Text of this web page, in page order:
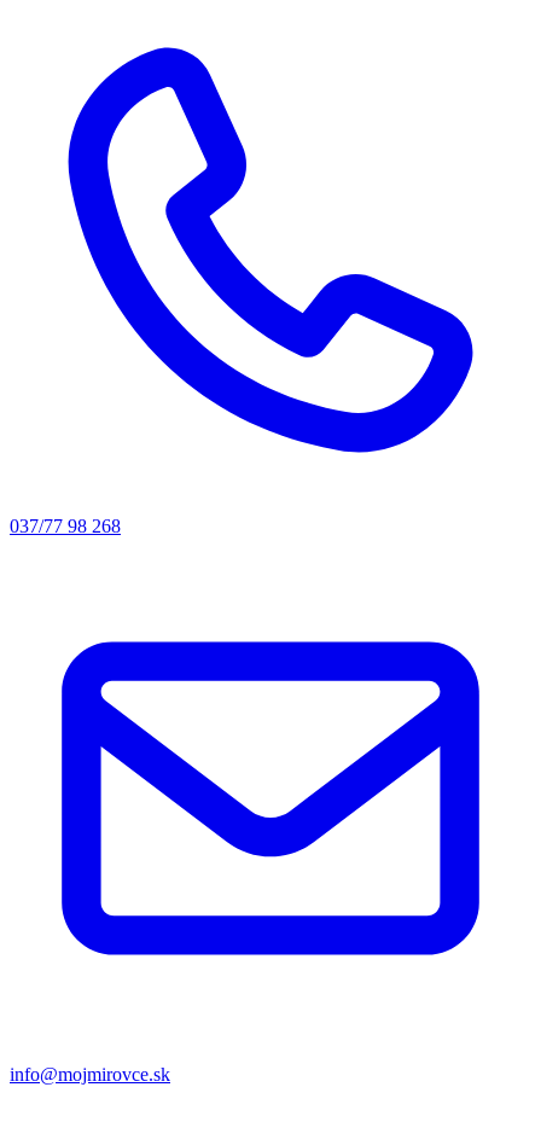
037/77 98 268
info@mojmirovce.sk